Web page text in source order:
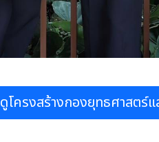
ดูโครงสร้างกองยุทธศาสตร์